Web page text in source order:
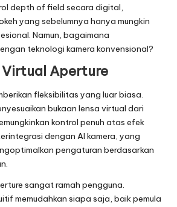
depth of field secara digital,
yang sebelumnya hanya mungkin
Namun, bagaimana
teknologi kamera konvensional?
Virtual Aperture
fleksibilitas yang luar biasa.
bukaan lensa virtual dari
kontrol penuh atas efek
dengan AI kamera, yang
pengaturan berdasarkan
sangat ramah pengguna.
memudahkan siapa saja, baik pemula